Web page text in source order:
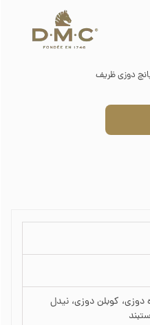
دوزی ظریف
دوزی، کوبلن دوزی، نیدل